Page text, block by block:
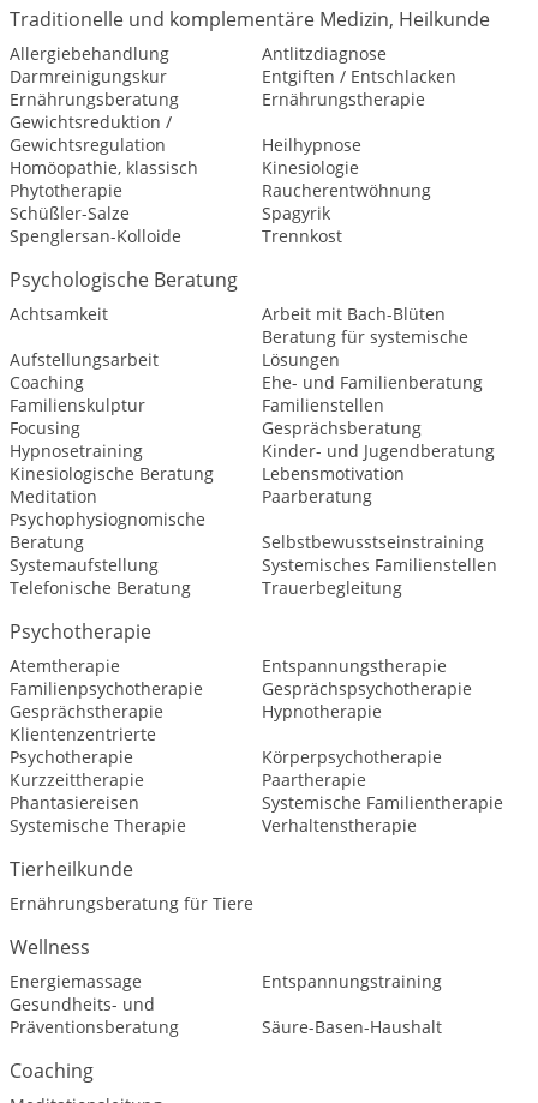
Traditionelle und komplementäre Medizin, Heilkunde
Allergiebehandlung
Antlitzdiagnose
Darmreinigungskur
Entgiften / Entschlacken
Ernährungsberatung
Ernährungstherapie
Gewichtsreduktion /
Gewichtsregulation
Heilhypnose
Homöopathie, klassisch
Kinesiologie
Phytotherapie
Raucherentwöhnung
Schüßler-Salze
Spagyrik
Spenglersan-Kolloide
Trennkost
Psychologische Beratung
Achtsamkeit
Arbeit mit Bach-Blüten
Aufstellungsarbeit
Beratung für systemische
Lösungen
Coaching
Ehe- und Familienberatung
Familienskulptur
Familienstellen
Focusing
Gesprächsberatung
Hypnosetraining
Kinder- und Jugendberatung
Kinesiologische Beratung
Lebensmotivation
Meditation
Paarberatung
Psychophysiognomische
Beratung
Selbstbewusstseinstraining
Systemaufstellung
Systemisches Familienstellen
Telefonische Beratung
Trauerbegleitung
Psychotherapie
Atemtherapie
Entspannungstherapie
Familienpsychotherapie
Gesprächspsychotherapie
Gesprächstherapie
Hypnotherapie
Klientenzentrierte
Psychotherapie
Körperpsychotherapie
Kurzzeittherapie
Paartherapie
Phantasiereisen
Systemische Familientherapie
Systemische Therapie
Verhaltenstherapie
Tierheilkunde
Ernährungsberatung für Tiere
Wellness
Energiemassage
Entspannungstraining
Gesundheits- und
Präventionsberatung
Säure-Basen-Haushalt
Coaching